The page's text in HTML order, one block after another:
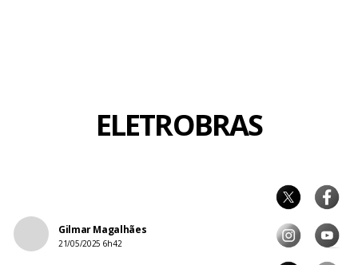
ELETROBRAS
Gilmar Magalhães
21/05/2025 6h42